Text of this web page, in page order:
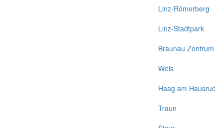
Linz-Römerberg
Linz-Stadtpark
Braunau Zentrum
Wels
Haag am
Traun